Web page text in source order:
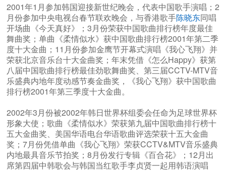
2001年1月参加韩国迎接新世纪晚会，代表中国歌手演唱；2
月份参加中央电视台春节联欢晚会，与香港歌手陈晓东同唱
开场曲《今天真好》；3月份荣获中国歌曲排行榜年度最佳
舞曲奖；单曲《柔情似水》获中国歌曲排行榜2001年第二季
度十大金曲；11月份参加金鹰节开幕式演唱《我心飞翔》并
荣获北京音乐台十大金曲奖；年末凭借《怎么Happy》获第
八届中国歌曲排行榜最佳劲歌舞曲奖、第三届CCTV-MTV音
乐盛典内地年度动感节奏金曲奖，《我心飞翔》获中国歌曲
排行榜2001年第三季度十大金曲。
2002年3月份被2002年韩日世界杯组委会任命为足球世界杯
形象大使；歌曲《柔情似水》荣获第九届中国歌曲排行榜十
五大金曲奖、美国华语电台华语歌曲评选荣获十五大金曲
奖；7月份凭借单曲《我心飞翔》荣获CCTV&MTV音乐盛典
内地最具音乐节拍奖；8月份发行专辑《百合花》；12月出
席第四届中韩歌会与韩国当红歌手李贞贤一起用韩语演唱